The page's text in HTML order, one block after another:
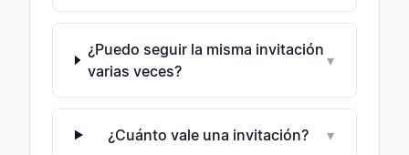
¿Puedo seguir la misma invitación
varias veces?
▾
¿Cuánto vale una invitación? ▾